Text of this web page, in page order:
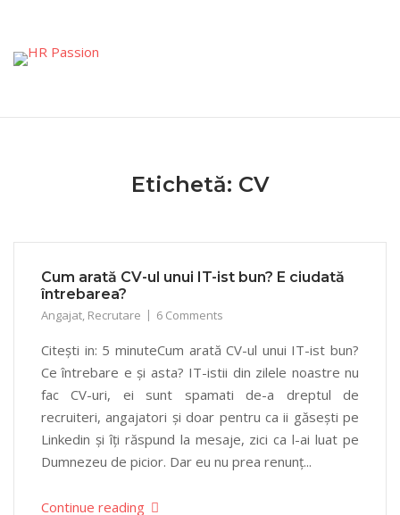
content
Etichetă: CV
Cum arată CV-ul unui IT-ist bun? E ciudată
întrebarea?
Angajat, Recrutare 6 Comments
Citești in: 5 minuteCum arată CV-ul unui IT-ist bun?
Ce întrebare e și asta? IT-istii din zilele noastre nu
fac CV-uri, ei sunt spamati de-a dreptul de
recruiteri, angajatori și doar pentru ca ii găsești pe
Linkedin și îți răspund la mesaje, zici ca l-ai luat pe
Dumnezeu de picior. Dar eu nu prea renunț...
Continue reading